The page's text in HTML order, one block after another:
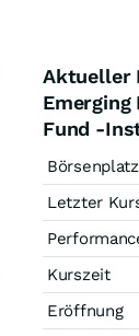
Aktueller
Fund -
Börsenplatz
Letzter
Kurszeit
Eröffnung